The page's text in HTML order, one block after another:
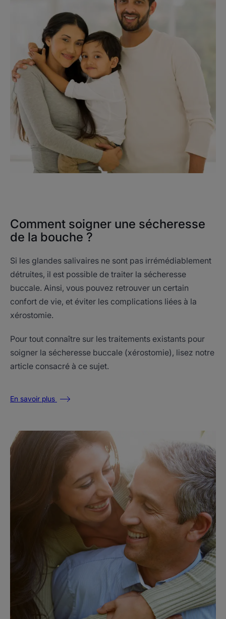
Comment soigner une sécheresse
de la bouche ?
Si les glandes salivaires ne sont pas irrémédiablement
détruites, il est possible de traiter la sécheresse
buccale. Ainsi, vous pouvez retrouver un certain
confort de vie, et éviter les complications liées à la
xérostomie.
Pour tout connaître sur les traitements existants pour
soigner la sécheresse buccale (xérostomie), lisez notre
article consacré à ce sujet.
En savoir plus